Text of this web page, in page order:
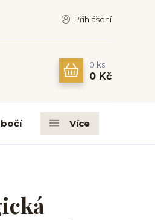
Přihlášení
0 ks
0 Kč
Více